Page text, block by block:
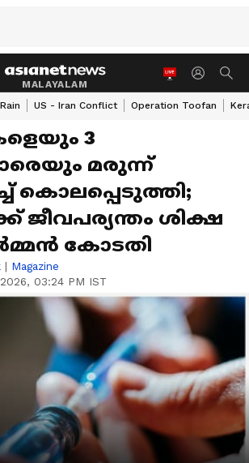
MALAYALAM
US - Iran Conflict Operation Toofan
3
മരുന്ന്
കൊലപ്പെടുത്തി;
ജീവപര്യന്തം ശിക്ഷ
കോടതി
| Magazine
03:24 PM IST